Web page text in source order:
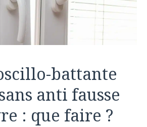
battante
anti fausse
: que faire ?